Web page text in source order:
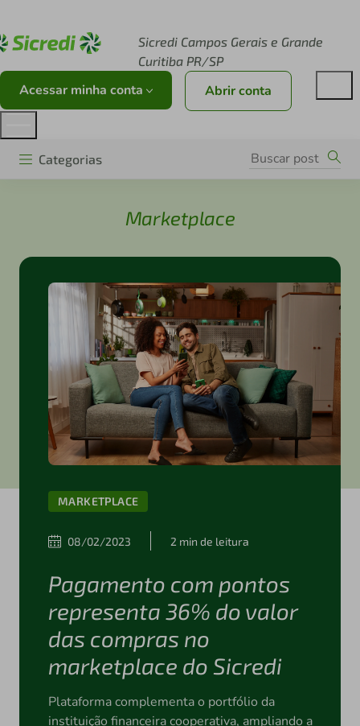
Sicredi Campos Gerais e Grande
Curitiba PR/SP
Acessar minha conta Abrir conta
Categorias
Marketplace
MARKETPLACE
08/02/2023 2 min de leitura
Pagamento com pontos
representa 36% do valor
das compras no
marketplace do Sicredi
Plataforma complementa o portfólio da
instituição financeira cooperativa, ampliando a